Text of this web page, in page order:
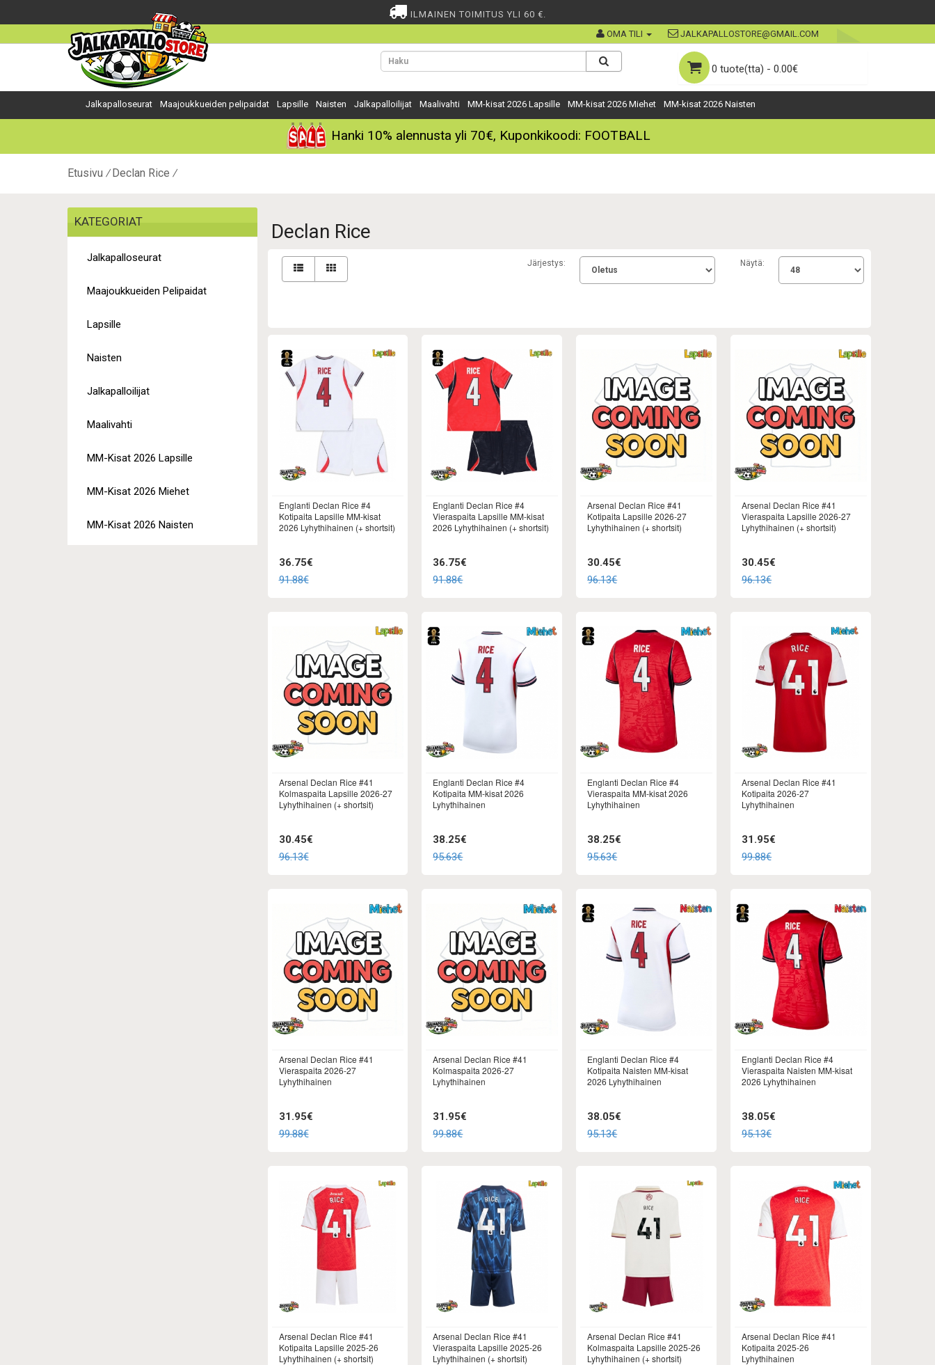
ILMAINEN TOIMITUS YLI 60 €.
OMA TILI
JALKAPALLOSTORE@GMAIL.COM
0 tuote(tta) - 0.00€
Jalkapalloseurat Maajoukkueiden pelipaidat Lapsille Naisten Jalkapalloilijat Maalivahti MM-kisat 2026 Lapsille MM-kisat 2026 Miehet MM-kisat 2026 Naisten
Hanki 10% alennusta yli 70€, Kuponkikoodi: FOOTBALL
Etusivu Declan Rice
KATEGORIAT
Jalkapalloseurat
Maajoukkueiden Pelipaidat
Lapsille
Naisten
Jalkapalloilijat
Maalivahti
MM-Kisat 2026 Lapsille
MM-Kisat 2026 Miehet
MM-Kisat 2026 Naisten
Declan Rice
Järjestys: Näytä:
Englanti Declan Rice #4
Kotipaita Lapsille MM-kisat
2026 Lyhythihainen (+ shortsit)
36.75€
91.88€
Englanti Declan Rice #4
Vieraspaita Lapsille MM-kisat
2026 Lyhythihainen (+ shortsit)
36.75€
91.88€
Arsenal Declan Rice #41
Kotipaita Lapsille 2026-27
Lyhythihainen (+ shortsit)
30.45€
96.13€
Arsenal Declan Rice #41
Vieraspaita Lapsille 2026-27
Lyhythihainen (+ shortsit)
30.45€
96.13€
Arsenal Declan Rice #41
Kolmaspaita Lapsille 2026-27
Lyhythihainen (+ shortsit)
30.45€
96.13€
Englanti Declan Rice #4
Kotipaita MM-kisat 2026
Lyhythihainen
38.25€
95.63€
Englanti Declan Rice #4
Vieraspaita MM-kisat 2026
Lyhythihainen
38.25€
95.63€
Arsenal Declan Rice #41
Kotipaita 2026-27
Lyhythihainen
31.95€
99.88€
Arsenal Declan Rice #41
Vieraspaita 2026-27
Lyhythihainen
31.95€
99.88€
Arsenal Declan Rice #41
Kolmaspaita 2026-27
Lyhythihainen
31.95€
99.88€
Englanti Declan Rice #4
Kotipaita Naisten MM-kisat
2026 Lyhythihainen
38.05€
95.13€
Englanti Declan Rice #4
Vieraspaita Naisten MM-kisat
2026 Lyhythihainen
38.05€
95.13€
Arsenal Declan Rice #41
Kotipaita Lapsille 2025-26
Lyhythihainen (+ shortsit)
Arsenal Declan Rice #41
Vieraspaita Lapsille 2025-26
Lyhythihainen (+ shortsit)
Arsenal Declan Rice #41
Kolmaspaita Lapsille 2025-26
Lyhythihainen (+ shortsit)
Arsenal Declan Rice #41
Kotipaita 2025-26
Lyhythihainen